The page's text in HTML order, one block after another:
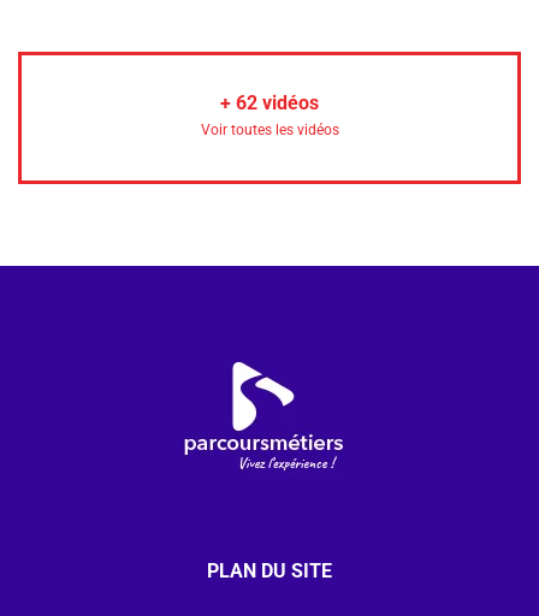
+ 62 vidéos
Voir toutes les vidéos
PLAN DU SITE